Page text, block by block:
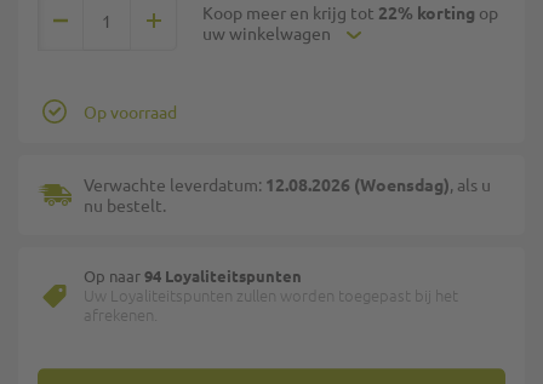
Koop meer en krijg tot 22% korting op
uw winkelwagen
Op voorraad
Verwachte leverdatum: 12.08.2026 (Woensdag), als u
nu bestelt.
Op naar94 Loyaliteitspunten
Uw Loyaliteitspunten zullen worden toegepast bij het
afrekenen.